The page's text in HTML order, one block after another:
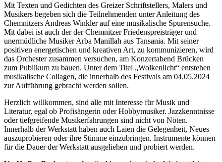
Mit Texten und Gedichten des Greizer Schriftstellers, Malers und
Musikers begeben sich die Teilnehmenden unter Anleitung des
Chemnitzers Andreas Winkler auf eine musikalische Spurensuche.
Mit dabei ist auch der der Chemnitzer Friedenspreisträger und
unermüdliche Musiker Arba Manillah aus Tansania. Mit seiner
positiven energetischen und kreativen Art, zu kommunizieren, wird
das Orchester zusammen versuchen, am Konzertabend Brücken
zum Publikum zu bauen. Unter dem Titel „Wolkenlicht“ entstehen
musikalische Collagen, die innerhalb des Festivals am 04.05.2024
zur Aufführung gebracht werden sollen.
Herzlich willkommen, sind alle mit Interesse für Musik und
Literatur, egal ob Profisängerin oder Hobbymusiker. Jazzkenntnisse
oder tiefgreifende Musikerfahrungen sind nicht von Nöten.
Innerhalb der Werkstatt haben auch Laien die Gelegenheit, Neues
auszuprobieren oder ihre Stimme einzubringen. Instrumente können
für die Dauer der Werkstatt ausgeliehen und probiert werden.